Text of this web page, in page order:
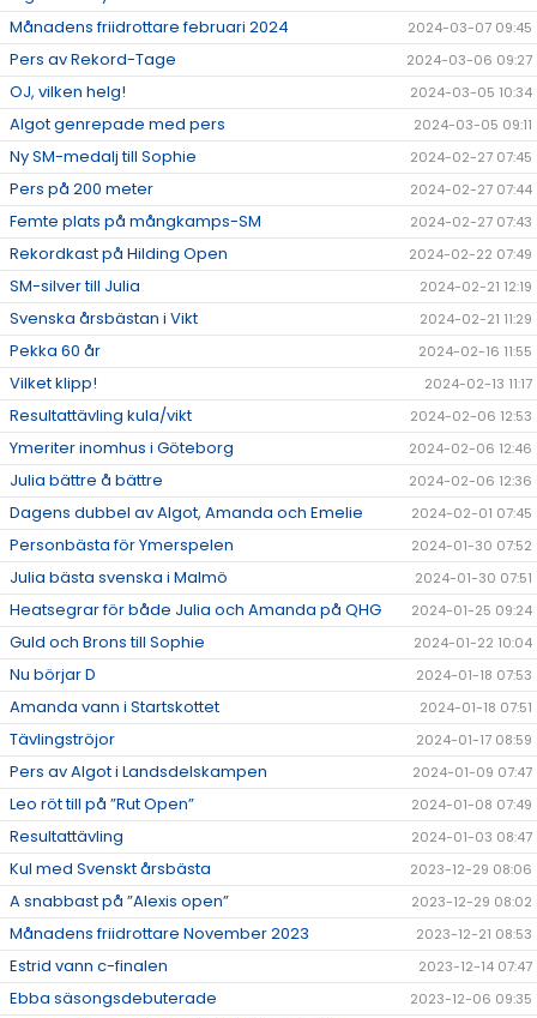
Månadens friidrottare februari 2024 2024-03-07 09:45
Pers av Rekord-Tage 2024-03-06 09:27
OJ, vilken helg! 2024-03-05 10:34
Algot genrepade med pers 2024-03-05 09:11
Ny SM-medalj till Sophie 2024-02-27 07:45
Pers på 200 meter 2024-02-27 07:44
Femte plats på mångkamps-SM 2024-02-27 07:43
Rekordkast på Hilding Open 2024-02-22 07:49
SM-silver till Julia 2024-02-21 12:19
Svenska årsbästan i Vikt 2024-02-21 11:29
Pekka 60 år 2024-02-16 11:55
Vilket klipp! 2024-02-13 11:17
Resultattävling kula/vikt 2024-02-06 12:53
Ymeriter inomhus i Göteborg 2024-02-06 12:46
Julia bättre å bättre 2024-02-06 12:36
Dagens dubbel av Algot, Amanda och Emelie 2024-02-01 07:45
Personbästa för Ymerspelen 2024-01-30 07:52
Julia bästa svenska i Malmö 2024-01-30 07:51
Heatsegrar för både Julia och Amanda på QHG 2024-01-25 09:24
Guld och Brons till Sophie 2024-01-22 10:04
Nu börjar D 2024-01-18 07:53
Amanda vann i Startskottet 2024-01-18 07:51
Tävlingströjor 2024-01-17 08:59
Pers av Algot i Landsdelskampen 2024-01-09 07:47
Leo röt till på ”Rut Open” 2024-01-08 07:49
Resultattävling 2024-01-03 08:47
Kul med Svenskt årsbästa 2023-12-29 08:06
A snabbast på ”Alexis open” 2023-12-29 08:02
Månadens friidrottare November 2023 2023-12-21 08:53
Estrid vann c-finalen 2023-12-14 07:47
Ebba säsongsdebuterade 2023-12-06 09:35